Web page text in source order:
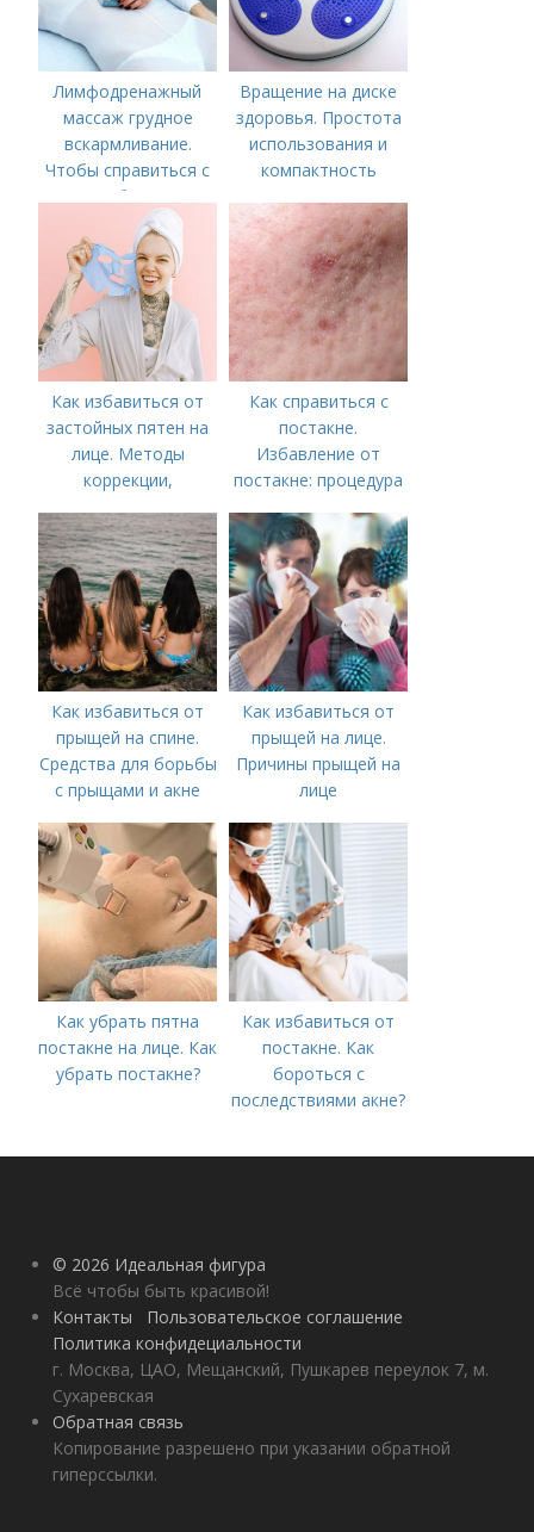
Лимфодренажный
массаж грудное
вскармливание.
Чтобы справиться с
нагрубанием,
необходимо
предпринять
следующие действия:
Вращение на диске
здоровья. Простота
использования и
компактность
Как избавиться от
застойных пятен на
лице. Методы
коррекции,
акне и удаления
рубцов и шрамов
постакне
Как справиться с
постакне.
Избавление от
постакне: процедура
Как избавиться от
прыщей на спине.
Средства для борьбы
с прыщами и акне
Как избавиться от
прыщей на лице.
Причины прыщей на
лице
Как убрать пятна
постакне на лице. Как
убрать постакне?
Как избавиться от
постакне. Как
бороться с
последствиями акне?
© 2026 Идеальная фигура
Всё чтобы быть красивой!
Контакты
Пользовательское соглашение
Политика конфидециальности
г. Москва, ЦАО, Мещанский, Пушкарев переулок 7, м.
Сухаревская
Обратная связь
Копирование разрешено при указании обратной
гиперссылки.